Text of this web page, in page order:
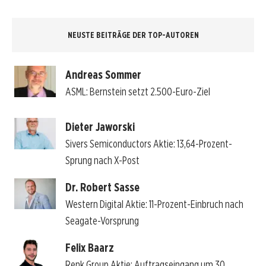
NEUSTE BEITRÄGE DER TOP-AUTOREN
Andreas Sommer
ASML: Bernstein setzt 2.500-Euro-Ziel
Dieter Jaworski
Sivers Semiconductors Aktie: 13,64-Prozent-
Sprung nach X-Post
Dr. Robert Sasse
Western Digital Aktie: 11-Prozent-Einbruch nach
Seagate-Vorsprung
Felix Baarz